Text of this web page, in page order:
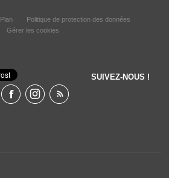
Plan
Politique de protection des données
Gérer les cookies
SUIVEZ-NOUS !